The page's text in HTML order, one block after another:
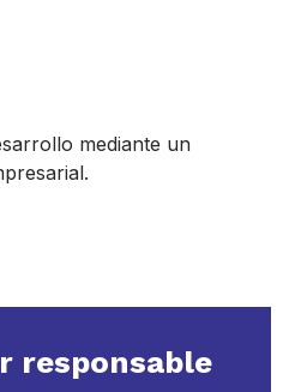
mediante un
responsable